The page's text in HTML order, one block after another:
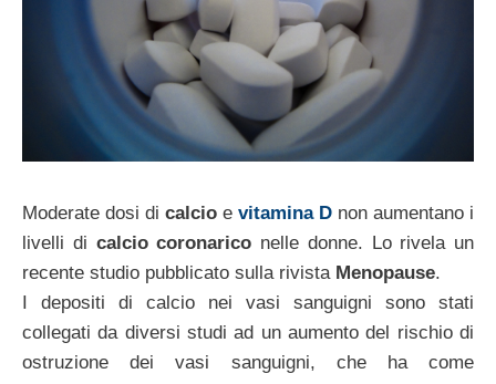
Moderate dosi di calcio e vitamina D non aumentano i
livelli di calcio coronarico nelle donne. Lo rivela un
recente studio pubblicato sulla rivista Menopause.
I depositi di calcio nei vasi sanguigni sono stati
collegati da diversi studi ad un aumento del rischio di
ostruzione dei vasi sanguigni, che ha come